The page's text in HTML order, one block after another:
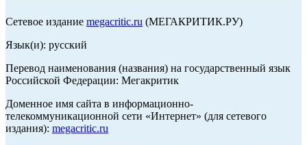
Сетевое издание megacritic.ru (МЕГАКРИТИК.РУ)
Язык(и): русский
Перевод наименования (названия) на государственный язык
Российской Федерации: Мегакритик
Доменное имя сайта в информационно-
телекоммуникационной сети «Интернет» (для сетевого
издания): megacritic.ru